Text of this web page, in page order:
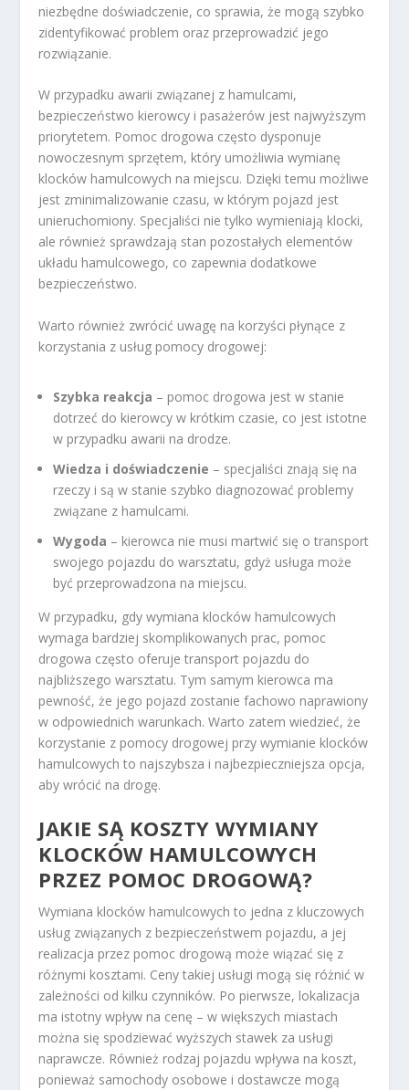
niezbędne doświadczenie, co sprawia, że mogą szybko
zidentyfikować problem oraz przeprowadzić jego
rozwiązanie.
W przypadku awarii związanej z hamulcami,
bezpieczeństwo kierowcy i pasażerów jest najwyższym
priorytetem. Pomoc drogowa często dysponuje
nowoczesnym sprzętem, który umożliwia wymianę
klocków hamulcowych na miejscu. Dzięki temu możliwe
jest zminimalizowanie czasu, w którym pojazd jest
unieruchomiony. Specjaliści nie tylko wymieniają klocki,
ale również sprawdzają stan pozostałych elementów
układu hamulcowego, co zapewnia dodatkowe
bezpieczeństwo.
Warto również zwrócić uwagę na korzyści płynące z
korzystania z usług pomocy drogowej:
Szybka reakcja – pomoc drogowa jest w stanie
dotrzeć do kierowcy w krótkim czasie, co jest istotne
w przypadku awarii na drodze.
Wiedza i doświadczenie – specjaliści znają się na
rzeczy i są w stanie szybko diagnozować problemy
związane z hamulcami.
Wygoda – kierowca nie musi martwić się o transport
swojego pojazdu do warsztatu, gdyż usługa może
być przeprowadzona na miejscu.
W przypadku, gdy wymiana klocków hamulcowych
wymaga bardziej skomplikowanych prac, pomoc
drogowa często oferuje transport pojazdu do
najbliższego warsztatu. Tym samym kierowca ma
pewność, że jego pojazd zostanie fachowo naprawiony
w odpowiednich warunkach. Warto zatem wiedzieć, że
korzystanie z pomocy drogowej przy wymianie klocków
hamulcowych to najszybsza i najbezpieczniejsza opcja,
aby wrócić na drogę.
JAKIE SĄ KOSZTY WYMIANY
KLOCKÓW HAMULCOWYCH
PRZEZ POMOC DROGOWĄ?
Wymiana klocków hamulcowych to jedna z kluczowych
usług związanych z bezpieczeństwem pojazdu, a jej
realizacja przez pomoc drogową może wiązać się z
różnymi kosztami. Ceny takiej usługi mogą się różnić w
zależności od kilku czynników. Po pierwsze, lokalizacja
ma istotny wpływ na cenę – w większych miastach
można się spodziewać wyższych stawek za usługi
naprawcze. Również rodzaj pojazdu wpływa na koszt,
ponieważ samochody osobowe i dostawcze mogą